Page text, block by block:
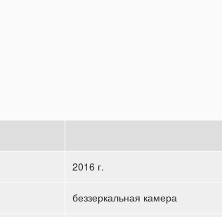
2016 г.
беззеркальная камера